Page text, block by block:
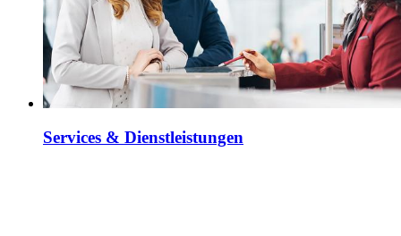
Services & Dienstleistungen